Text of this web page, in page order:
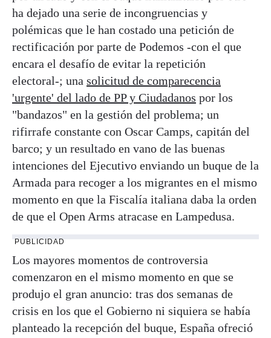
ha dejado una serie de incongruencias y
polémicas que le han costado una petición de
rectificación por parte de Podemos -con el que
encara el desafío de evitar la repetición
electoral-; una solicitud de comparecencia
'urgente' del lado de PP y Ciudadanos por los
"bandazos" en la gestión del problema; un
rifirrafe constante con Oscar Camps, capitán del
barco; y un resultado en vano de las buenas
intenciones del Ejecutivo enviando un buque de la
Armada para recoger a los migrantes en el mismo
momento en que la Fiscalía italiana daba la orden
de que el Open Arms atracase en Lampedusa.
PUBLICIDAD
Los mayores momentos de controversia
comenzaron en el mismo momento en que se
produjo el gran anuncio: tras dos semanas de
crisis en los que el Gobierno ni siquiera se había
planteado la recepción del buque, España ofreció